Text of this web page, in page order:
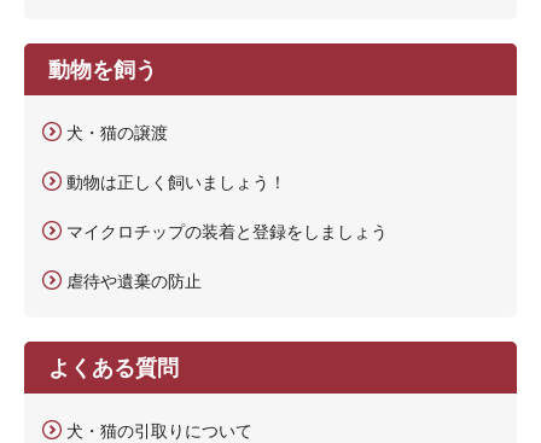
動物を飼う
犬・猫の譲渡
動物は正しく飼いましょう！
マイクロチップの装着と登録をしましょう
虐待や遺棄の防止
よくある質問
犬・猫の引取りについて